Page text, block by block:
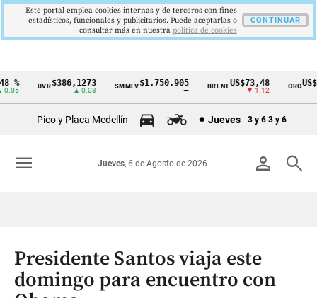
Cintillo
Colombia
UVR$386,1273
▲ 0.03
SMMLV$1.750.905 BRENTUS$73,48
▼ 1.12
ORO
Pico y Placa Medellín Jueves 3 y 6 3 y 6
person search
Jueves, 6 de Agosto de 2026
menu
Presidente Santos viaja este
domingo para encuentro con
Este portal emplea cookies internas y de terceros con fines
estadísticos, funcionales y publicitarios. Puede aceptarlas o
consultar más en nuestra politica de cookies
CONTINUAR